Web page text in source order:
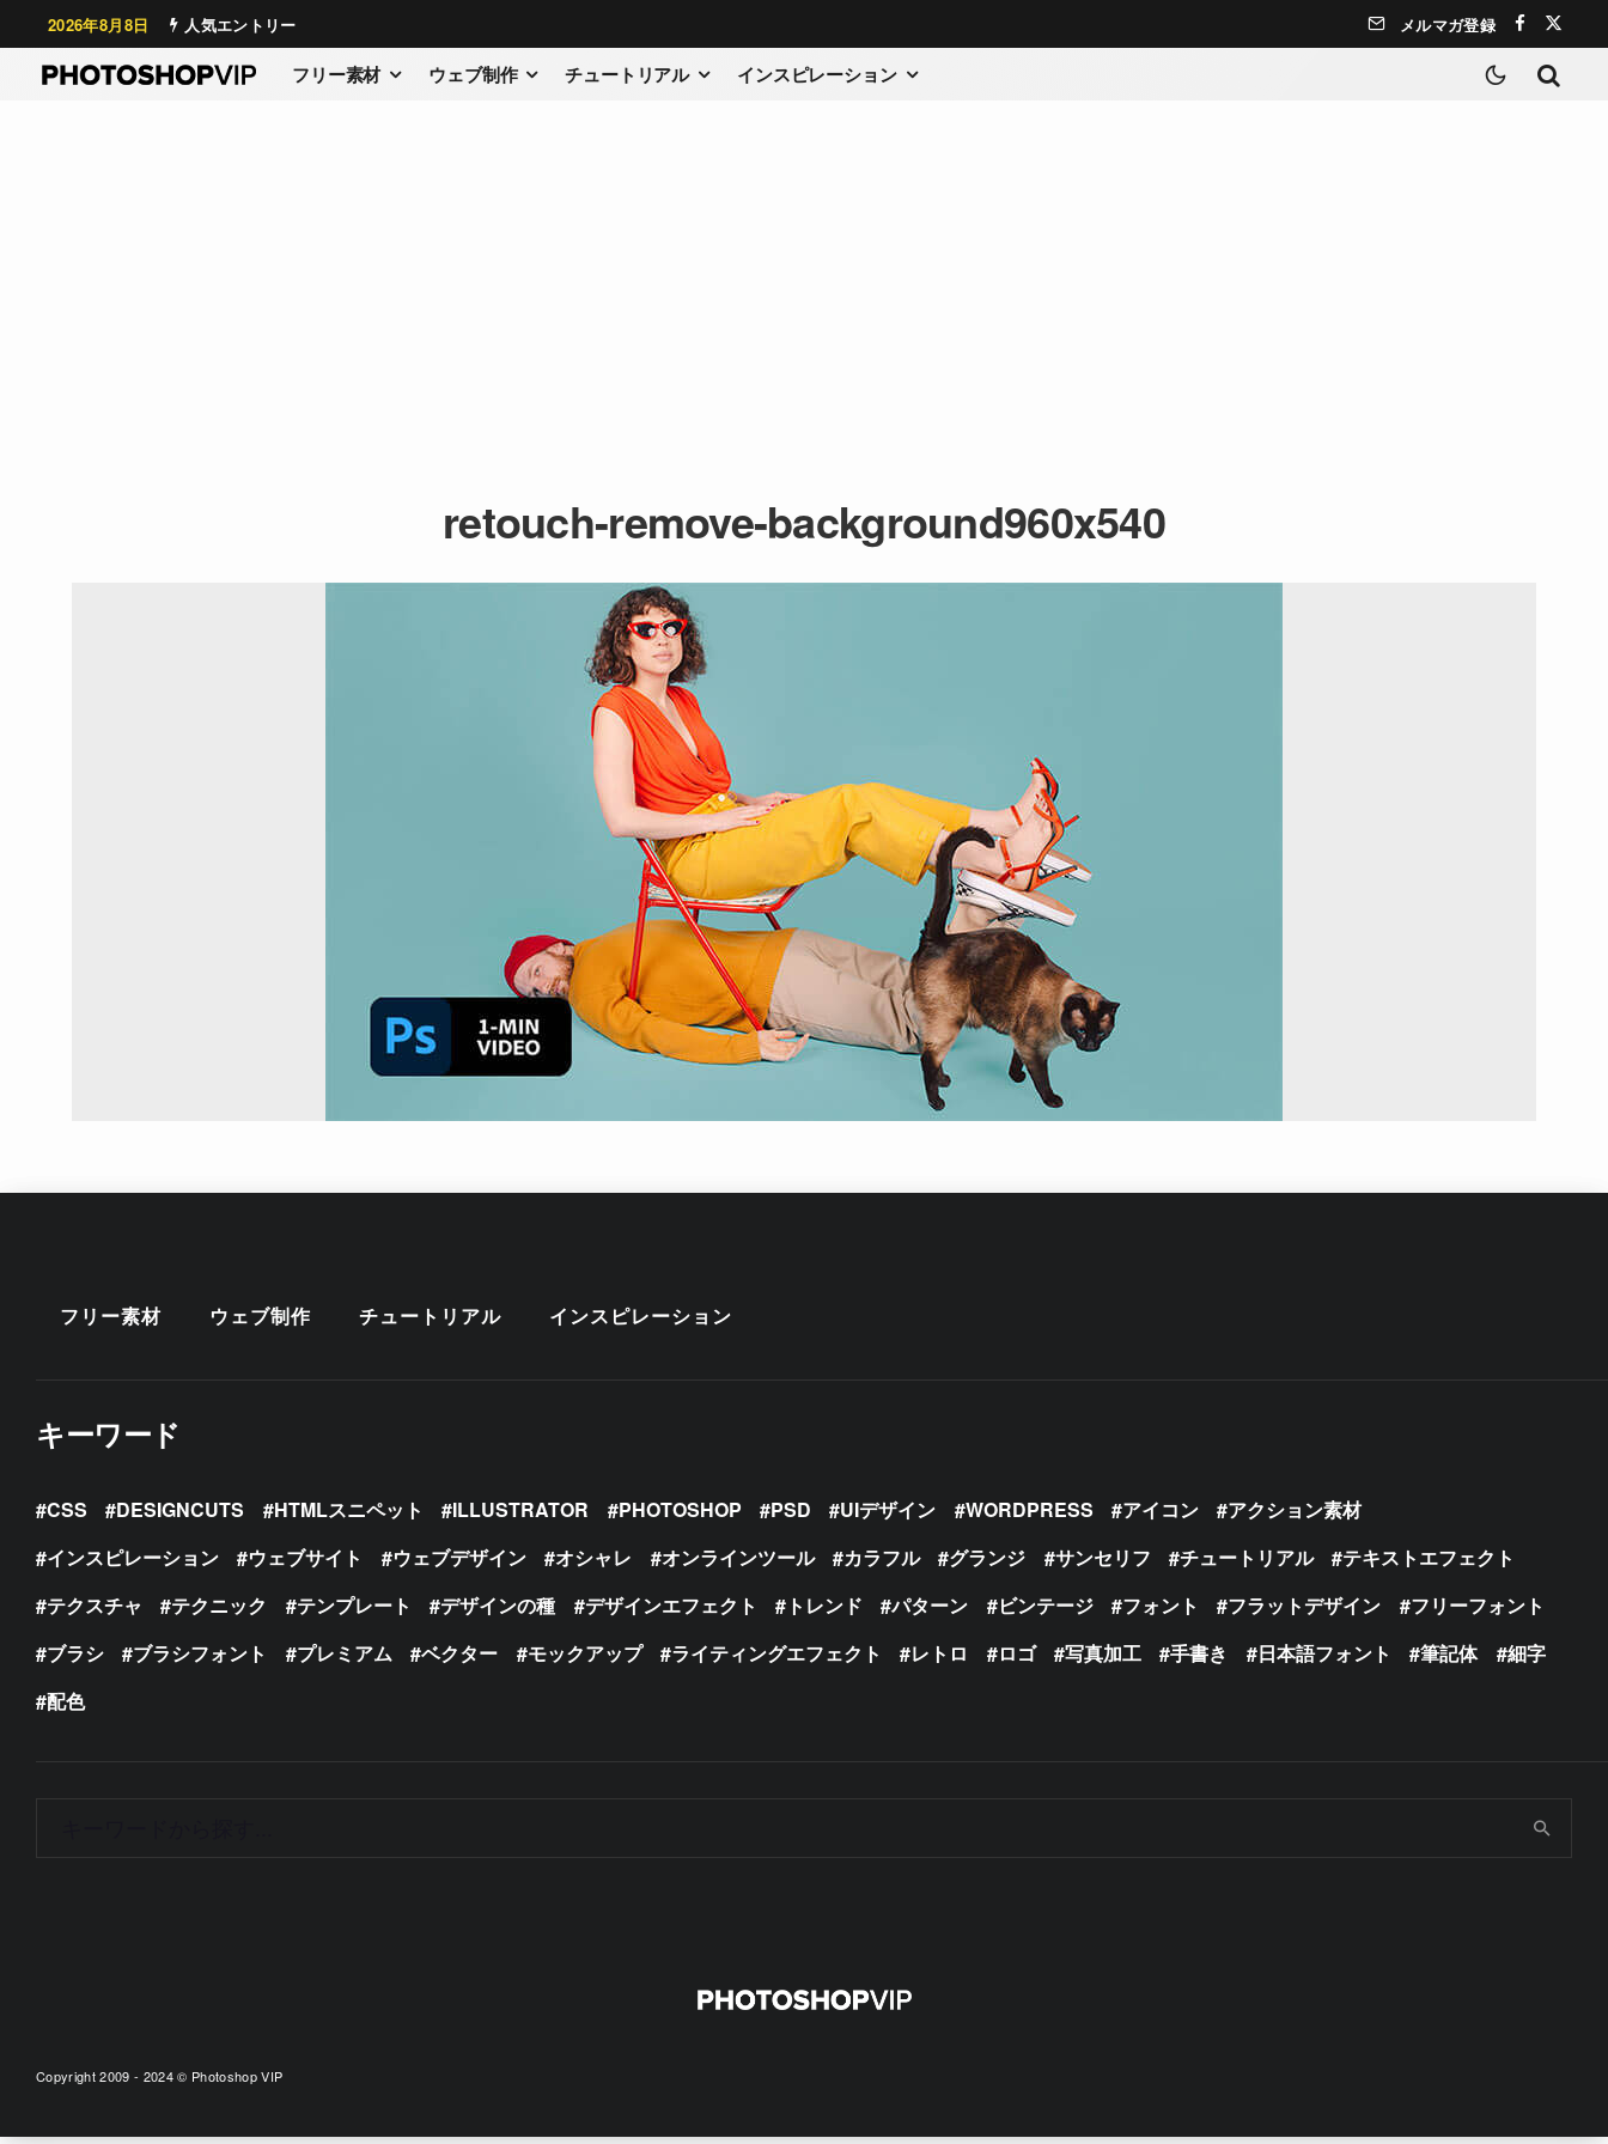
2026年8月8日 人気エントリー メルマガ登録
フリー素材 ウェブ制作 チュートリアル インスピレーション
retouch-remove-background960x540
フリー素材 ウェブ制作 チュートリアル インスピレーション
キーワード
CSS DESIGNCUTS HTMLスニペット ILLUSTRATOR PHOTOSHOP PSD UIデザイン WORDPRESS アイコン
アクション素材
インスピレーション
ウェブサイト ウェブデザイン オシャレ オンラインツール カラフル グランジ サンセリフ チュートリアル
テキストエフェクト
テクスチャ
テクニック テンプレート デザインの種 デザインエフェクト トレンド パターン ビンテージ フォント フラットデザイン
フリーフォント
ブラシ
ブラシフォント プレミアム ベクター モックアップ ライティングエフェクト レトロ ロゴ 写真加工 手書き 日本語フォント 筆記体
細字
配色
Copyright 2009 - 2024 © Photoshop VIP